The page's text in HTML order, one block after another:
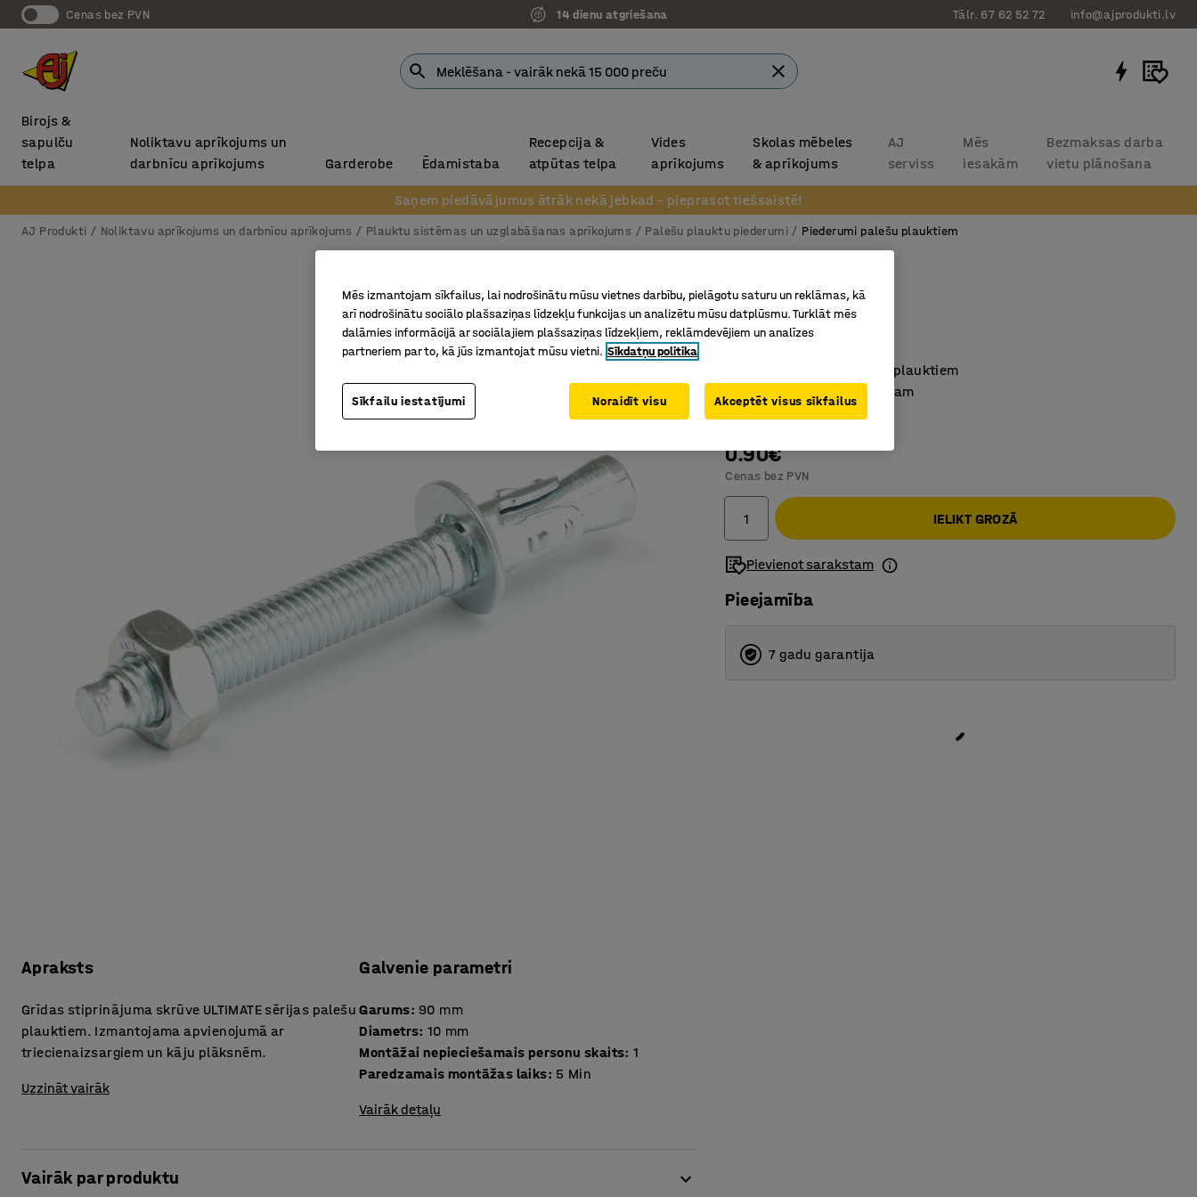
Cenas bez PVN 14 dienu atgriešana Tālr. 67 62 52 72 info@ajprodukti.lv
Birojs &
sapulču
telpa
Noliktavu aprīkojums un
darbnīcu aprīkojums
Garderobe Ēdamistaba
Recepcija &
atpūtas telpa
Vides
aprīkojums
Skolas mēbeles
& aprīkojums
AJ
serviss
Mēs
iesakām
Bezmaksas darba
vietu plānošana
Saņem piedāvājumus ātrāk nekā jebkad – pieprasot tiešsaistē!
AJ Produkti Noliktavu aprīkojums un darbnīcu aprīkojums Plauktu sistēmas un uzglabāšanas aprīkojums Palešu plauktu piederumi Piederumi palešu plauktiem
Apraksts
Grīdas stiprinājuma skrūve ULTIMATE sērijas palešu
plauktiem. Izmantojama apvienojumā ar
triecienaizsargiem un kāju plāksnēm.
Uzzināt vairāk
Galvenie parametri
Garums: 90 mm
Diametrs: 10 mm
Montāžai nepieciešamais personu skaits: 1
Paredzamais montāžas laiks: 5 Min
Vairāk detaļu
Vairāk par produktu
Betona grīdai
Art. nr.:238135
ULTIMATE sērijas palešu plauktiem
Betona grīdām un asfaltam
Mazina grīdu bojājumus
0.90€
Cenas bez PVN
IELIKT GROZĀ
Pievienot sarakstam
Pieejamība
7 gadu garantija
Mēs izmantojam sīkfailus, lai nodrošinātu mūsu vietnes darbību, pielāgotu saturu un reklāmas, kā
arī nodrošinātu sociālo plašsaziņas līdzekļu funkcijas un analizētu mūsu datplūsmu. Turklāt mēs
dalāmies informācijā ar sociālajiem plašsaziņas līdzekļiem, reklāmdevējiem un analīzes
partneriem par to, kā jūs izmantojat mūsu vietni. Sīkdatņu politika
Sīkfailu iestatījumi Noraidīt visu Akceptēt visus sīkfailus